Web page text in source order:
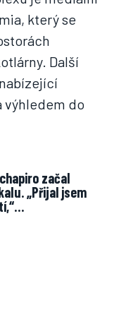
který se
Další
výhledem do
„Přijal jsem